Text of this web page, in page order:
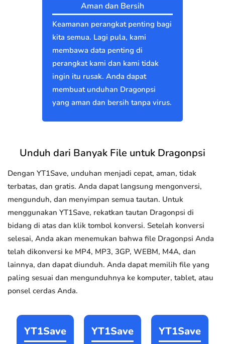
Aman dan Bersih
Keamanan perangkat penting bagi
kita semua. Lagi pula, kami
membawa data penting di
perangkat kami dan kami tidak
ingin itu rusak. Anda dapat
membuat unduhan Dragonpsi
yang aman dan bersih tanpa virus.
Unduh dari Banyak File untuk Dragonpsi
Dengan YT1Save, unduhan menjadi cepat, aman, tidak
terbatas, dan gratis. Anda dapat langsung mengonversi,
mengunduh, dan menyimpan semua tautan. Untuk
menggunakan YT1Save, rekatkan tautan Dragonpsi di
bidang di atas dan klik tombol konversi. Setelah konversi
selesai, Anda akan menemukan bahwa file Dragonpsi Anda
telah dikonversi ke MP4, MP3, 3GP, WEBM, M4A, dan
lainnya, dan dapat diunduh. Anda dapat memilih file yang
paling sesuai dan mengunduhnya ke komputer, tablet, atau
ponsel cerdas Anda.
YT1Save YT1Save YT1Save